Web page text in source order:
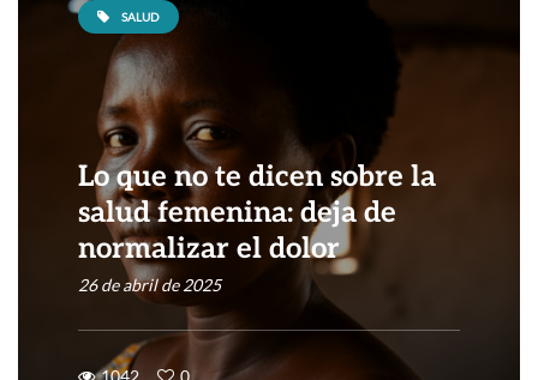
SALUD
Lo que no te dicen sobre la
salud femenina: deja de
normalizar el dolor
26 de abril de 2025
1042 0